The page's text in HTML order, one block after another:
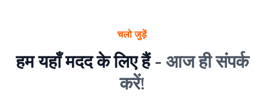
चलो जुड़ें
हम यहाँ मदद के लिए हैं - आज ही संपर्क
करें!